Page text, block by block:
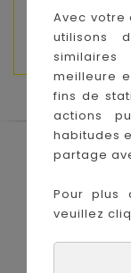
Avec votre
utilisons
meilleure
fins de
actions
habitudes
partage
Pour plus
veuillez
Composition :
Le Coin
meilleurs
Nos
La